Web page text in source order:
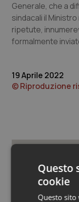
Veneto
Oncologia
Quotidiano
Quotidiano
Quotidiano
Rene &
Generale, che a
sindacali il
ripetute,
formalmente
19 Aprile 2022
© Riproduzione
Lavoro
Questo
cookie
Questo sito